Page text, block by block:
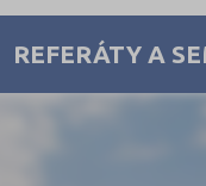
REFERÁTY A